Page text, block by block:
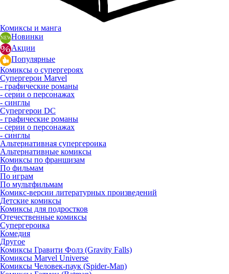
Комиксы и манга
Новинки
Акции
Популярные
Комиксы о супергероях
Супергерои Marvel
- графические романы
- серии о персонажах
- синглы
Супергерои DC
- графические романы
- серии о персонажах
- синглы
Альтернативная супергероика
Альтернативные комиксы
Комиксы по франшизам
По фильмам
По играм
По мультфильмам
Комикс-версии литературных произведений
Детские комиксы
Комиксы для подростков
Отечественные комиксы
Супергероика
Комедия
Другое
Комиксы Гравити Фолз (Gravity Falls)
Комиксы Marvel Universe
Комиксы Человек-паук (Spider-Man)